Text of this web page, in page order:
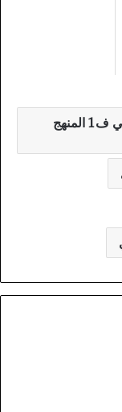
حل مادة اللغة الانجليزية ثالث ابتدائي ف1 المنهج